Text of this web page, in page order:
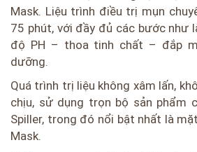
Mask. Liệu trình điều trị mụn
75 phút, với đầy đủ các bước như
độ PH – thoa tinh chất – đắp
dưỡng.
Quá trình trị liệu không xâm lấn,
chịu, sử dụng trọn bộ sản phẩm
Spiller, trong đó nổi bật nhất là
Mask.